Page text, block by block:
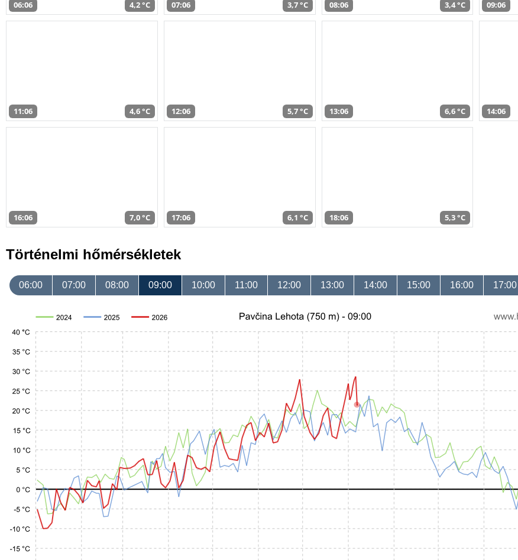
06:06 4,2 °C 07:06 3,7 °C 08:06 3,4 °C 09:06
11:06 4,6 °C 12:06 5,7 °C 13:06 6,6 °C 14:06
16:06 7,0 °C 17:06 6,1 °C 18:06 5,3 °C
Történelmi hőmérsékletek
06:00 07:00 08:00 09:00 10:00 11:00 12:00 13:00 14:00 15:00 16:00 17:00